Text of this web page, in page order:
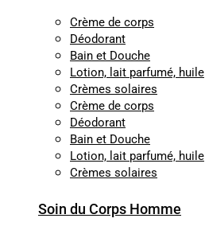
Crème de corps
Déodorant
Bain et Douche
Lotion, lait parfumé, huile
Crèmes solaires
Crème de corps
Déodorant
Bain et Douche
Lotion, lait parfumé, huile
Crèmes solaires
Soin du Corps Homme